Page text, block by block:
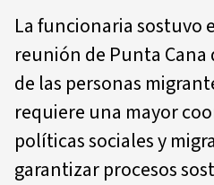
La funcionaria sostuvo
reunión de Punta
de las personas
requiere una mayor
políticas sociales y
garantizar procesos